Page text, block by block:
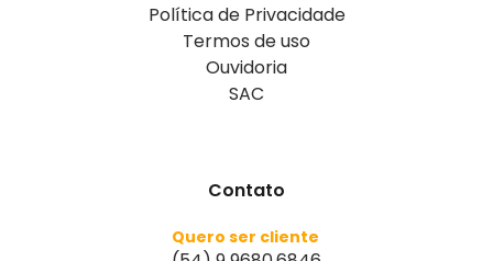
Política de Privacidade
Termos de uso
Ouvidoria
SAC
Contato
Quero ser cliente